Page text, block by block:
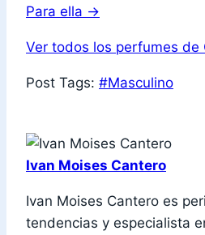
Para ella →
Ver todos los perfumes de
Post Tags: #Masculino
Ivan Moises Cantero
Ivan Moises Cantero es
tendencias y especialista